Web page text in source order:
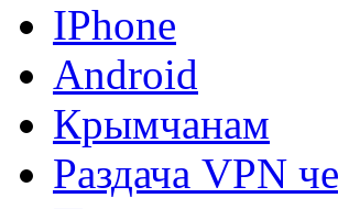
IPhone
Android
Крымчанам
Раздача VPN